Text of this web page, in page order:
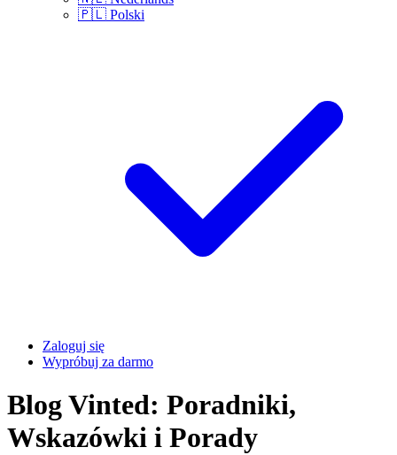
🇵🇱 Polski
Zaloguj się
Wypróbuj za darmo
Blog Vinted: Poradniki,
Wskazówki i Porady